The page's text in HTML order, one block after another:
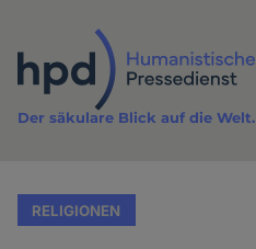
Inhalt
Der säkulare Blick auf die Welt.
RELIGIONEN